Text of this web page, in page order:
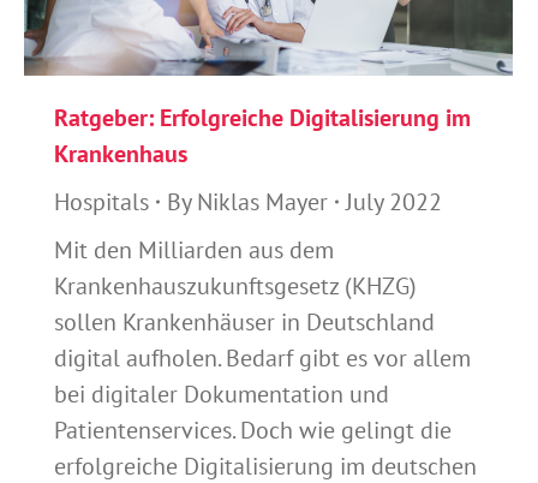
Ratgeber: Erfolgreiche Digitalisierung im
Krankenhaus
Hospitals
ByNiklas Mayer July 2022
Mit den Milliarden aus dem
Krankenhauszukunftsgesetz (KHZG)
sollen Krankenhäuser in Deutschland
digital aufholen. Bedarf gibt es vor allem
bei digitaler Dokumentation und
Patientenservices. Doch wie gelingt die
erfolgreiche Digitalisierung im deutschen